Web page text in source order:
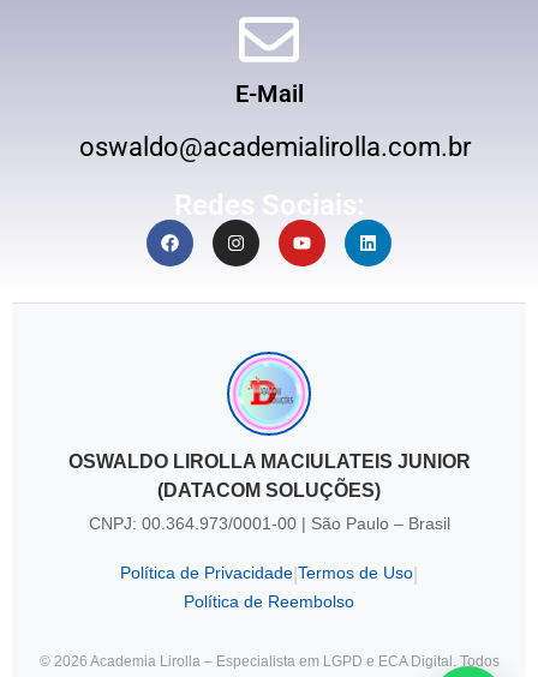
E-Mail
oswaldo@academialirolla.com.br
Redes Sociais:
OSWALDO LIROLLA MACIULATEIS JUNIOR
(DATACOM SOLUÇÕES)
CNPJ: 00.364.973/0001-00 | São Paulo – Brasil
Política de Privacidade Termos de Uso
Política de Reembolso
© 2026 Academia Lirolla – Especialista em LGPD e ECA Digital. Todos